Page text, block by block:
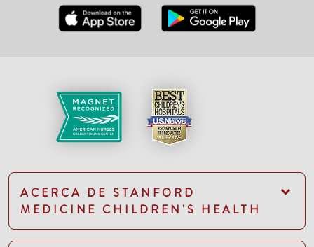
ACERCA DE STANFORD
MEDICINE CHILDREN'S HEALTH